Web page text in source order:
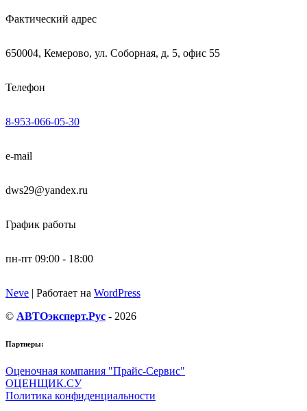
Фактический адрес
650004, Кемерово, ул. Соборная, д. 5, офис 55
Телефон
8-953-066-05-30
e-mail
dws29@yandex.ru
График работы
пн-пт 09:00 - 18:00
Neve | Работает на WordPress
© АВТОэксперт.Рус - 2026
Партнеры:
Оценочная компания "Прайс-Сервис"
ОЦЕНЩИК.СУ
Политика конфиденциальности